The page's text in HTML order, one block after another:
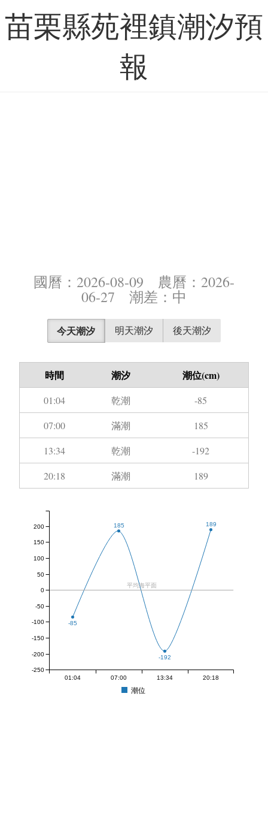
苗栗縣苑裡鎮潮汐預
報
國曆：2026-08-09 農曆：2026-
06-27 潮差：中
今天潮汐 明天潮汐 後天潮汐
時間 潮汐 潮位(cm)
01:04 乾潮
-85
07:00
滿潮
185
13:34
乾潮
-192
20:18
滿潮 189
-85
185
-192
189
平均海平面
01:04 07:00 13:34 20:18
-200
-150
-100
-50
0
50
100
150
200
-250
潮位